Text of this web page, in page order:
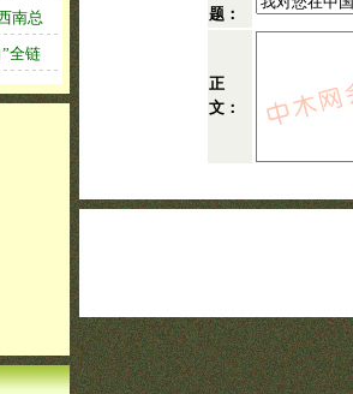
题：
正
文：